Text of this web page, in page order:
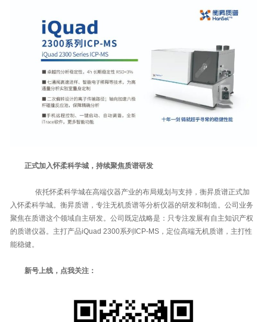
正式加入怀柔科学城，持续聚焦质谱研发
依托怀柔科学城在高端仪器产业的布局规划与支持，衡昇质谱正式加
入怀柔科学城。衡昇质谱，专注无机质谱等分析仪器的研发和制造。公司业务
聚焦在质谱这个领域自主研发。公司既定战略是：只专注发展有自主知识产权
的质谱仪器。主打产品iQuad 2300系列ICP-MS，定位高端无机质谱，主打性
能稳健。
新号上线，点我关注：